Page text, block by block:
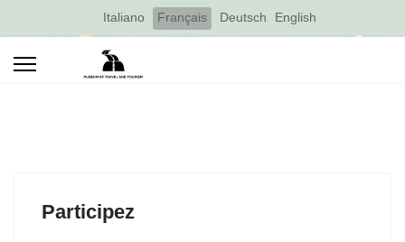
Select your language
Italiano Français Deutsch English
Participez